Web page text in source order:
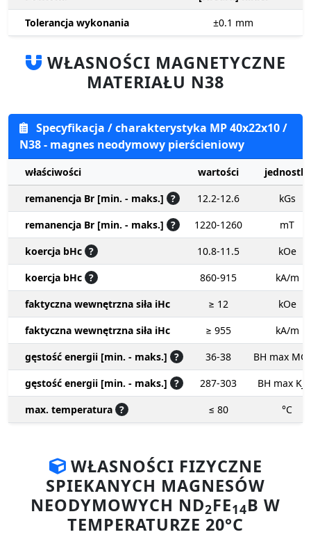
Tolerancja wykonania
±0.1 mm
WŁASNOŚCI MAGNETYCZNE
MATERIAŁU N38
Specyfikacja / charakterystyka MP 40x22x10 /
N38 - magnes neodymowy pierścieniowy
właściwości wartości
jednostki
remanencja Br [min. - maks.] ? 12.2-12.6
kGs
remanencja Br [min. - maks.] ? 1220-1260
mT
koercja bHc ? 10.8-11.5
kOe
koercja bHc ? 860-915
kA/m
faktyczna wewnętrzna siła iHc
≥ 12
kOe
faktyczna wewnętrzna siła iHc
≥ 955
kA/m
gęstość energii [min. - maks.] ? 36-38
BH max
gęstość energii [min. - maks.] ? 287-303
BH max
max. temperatura ? ≤ 80 °C
WŁASNOŚCI FIZYCZNE
SPIEKANYCH MAGNESÓW
NEODYMOWYCH ND2FE14B W
TEMPERATURZE 20°C